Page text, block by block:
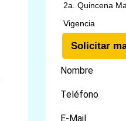
2a. Quincena
Vigencia
Solicitar
Nombre
Teléfono
E-Mail